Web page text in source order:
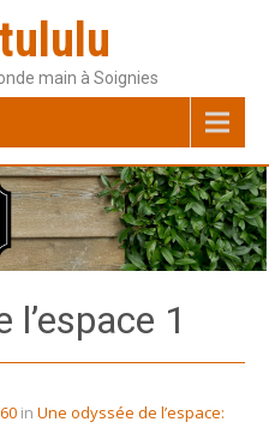
main à Soignies
l’espace 1
in Une odyssée de l’espace: